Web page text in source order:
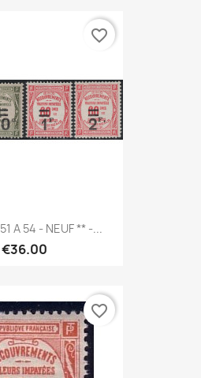
A 54 - NEUF ** -...
€36.00
favorite_border
favorite_border